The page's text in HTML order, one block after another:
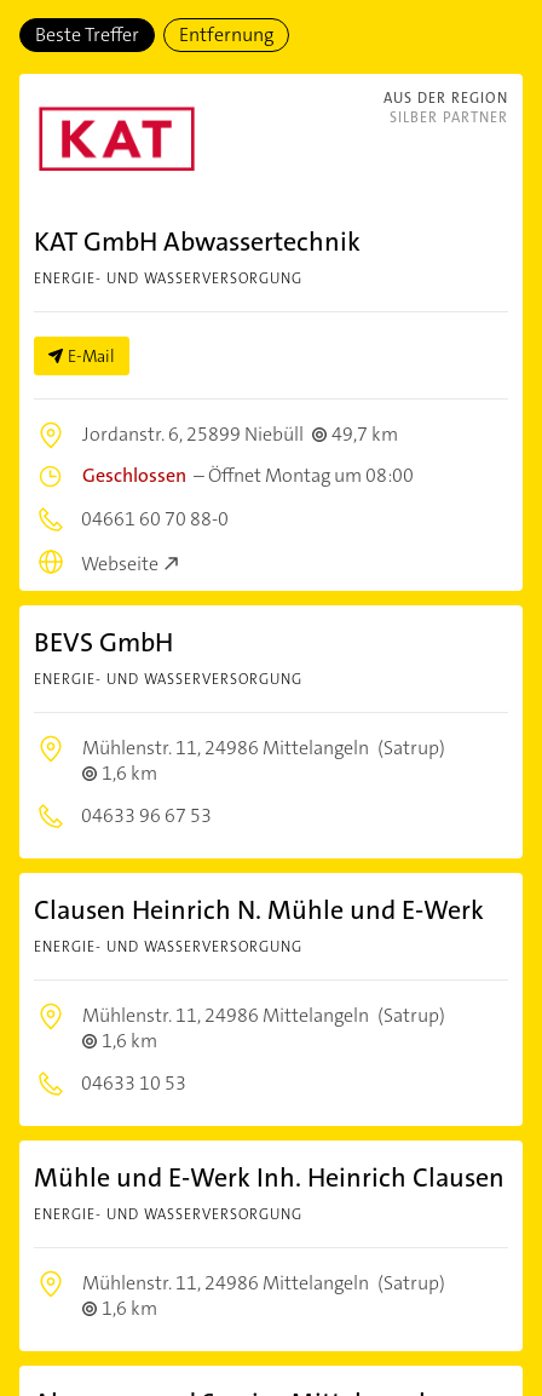
Beste Treffer Entfernung
AUS DER REGION
SILBER PARTNER
KAT GmbH Abwassertechnik
ENERGIE- UND WASSERVERSORGUNG
E-Mail
Jordanstr. 6,25899 Niebüll
49,7 km
Geschlossen –Öffnet Montag um 08:00
04661 60 70 88-0
Webseite
BEVS GmbH
ENERGIE- UND WASSERVERSORGUNG
Mühlenstr. 11,24986 Mittelangeln (Satrup)
1,6 km
04633 96 67 53
Clausen Heinrich N. Mühle und E-Werk
ENERGIE- UND WASSERVERSORGUNG
Mühlenstr. 11,24986 Mittelangeln (Satrup)
1,6 km
04633 10 53
Mühle und E-Werk Inh. Heinrich Clausen
ENERGIE- UND WASSERVERSORGUNG
Mühlenstr. 11,24986 Mittelangeln (Satrup)
1,6 km